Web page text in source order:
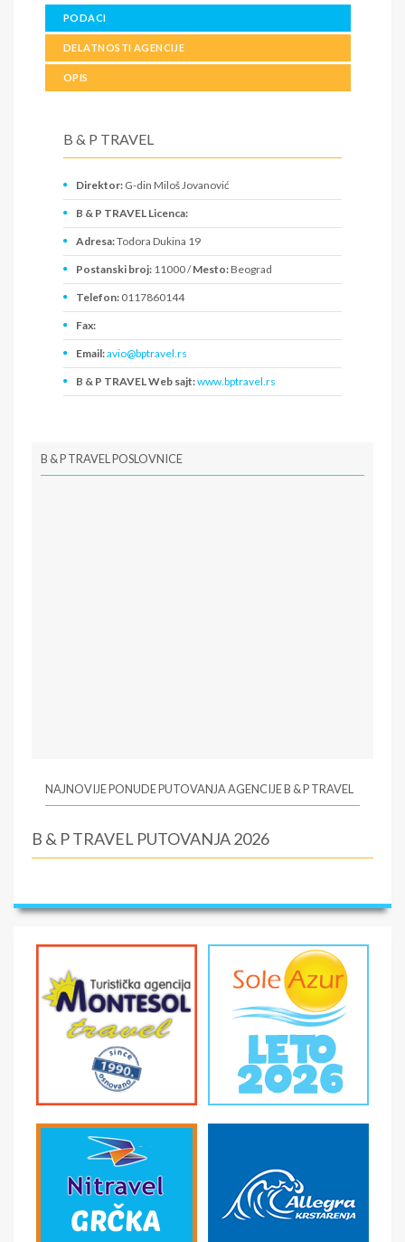
PODACI
DELATNOSTI AGENCIJE
OPIS
B & P TRAVEL
Direktor: G-din Miloš Jovanović
B & P TRAVEL Licenca:
Adresa:Todora Dukina 19
Postanski broj: 11000 /Mesto: Beograd
Telefon: 0117860144
Fax:
Email:avio@bptravel.rs
B & P TRAVEL Web sajt:www.bptravel.rs
B & P TRAVEL POSLOVNICE
NAJNOVIJE PONUDE PUTOVANJA AGENCIJE B & P TRAVEL
B & P TRAVEL PUTOVANJA 2026